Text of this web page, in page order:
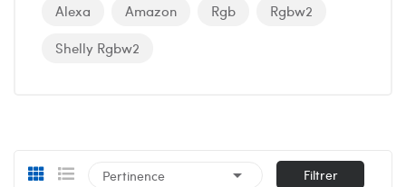
Alexa
Amazon Rgb
Rgbw2
Shelly Rgbw2
Pertinence  Filtrer